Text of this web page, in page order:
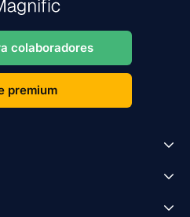
colaboradores
premium